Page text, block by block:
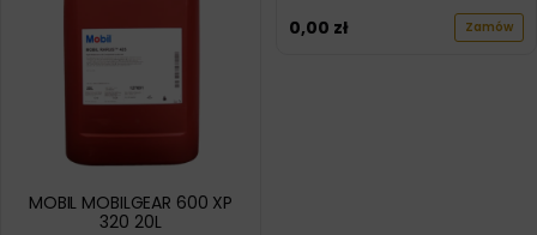
MOBIL MOBILGEAR 600 XP
320 20L
0,00 zł Zamów